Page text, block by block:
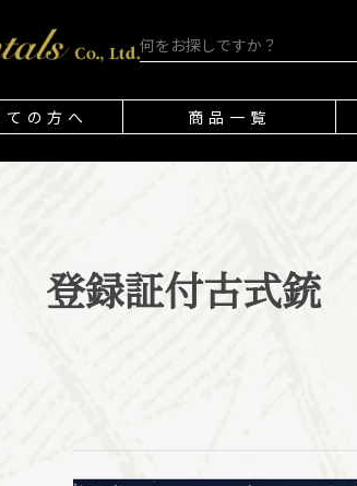
ての方へ 商品一覧
登録証付古式銃